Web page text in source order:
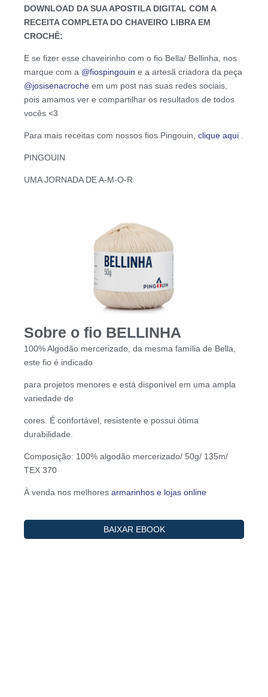
DOWNLOAD DA SUA APOSTILA DIGITAL COM A
RECEITA COMPLETA DO CHAVEIRO LIBRA EM
CROCHÊ:
E se fizer esse chaveirinho com o fio Bella/ Bellinha, nos
marque com a @fiospingouin e a artesã criadora da peça
@josisenacroche em um post nas suas redes sociais,
pois amamos ver e compartilhar os resultados de todos
vocês <3
Para mais receitas com nossos fios Pingouin, clique aqui
PINGOUIN
UMA JORNADA DE A-M-O-R
Sobre o fio BELLINHA
100% Algodão mercerizado, da mesma família de Bella,
este fio é indicado
para projetos menores e está disponível em uma ampla
variedade de
cores. É confortável, resistente e possui ótima
durabilidade.
Composição: 100% algodão mercerizado/ 50g/ 135m/
TEX 370
À venda nos melhores armarinhos e lojas online